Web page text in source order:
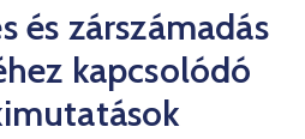
és zárszámadás
kapcsolódó